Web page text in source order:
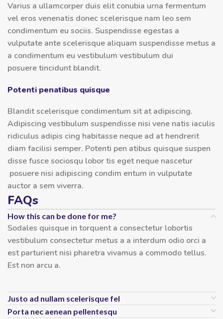
Varius a ullamcorper duis elit conubia urna fermentum
vel eros venenatis donec scelerisque nam leo sem
condimentum eu sociis. Suspendisse egestas a
vulputate ante scelerisque aliquam suspendisse metus a
a condimentum eu vestibulum vestibulum dui
posuere tincidunt blandit.
Potenti penatibus quisque
Blandit scelerisque condimentum sit at adipiscing.
Adipiscing vestibulum suspendisse nisi vene natis iaculis
ridiculus adipis cing habitasse neque ad at hendrerit
diam facilisi semper. Potenti pen atibus quisque suspen
disse fusce sociosqu lobor tis eget neque nascetur
posuere nisi adipiscing condim entum in vulputate
auctor a sem viverra.
FAQs
How this can be done for me?
Sodales quisque in torquent a consectetur lobortis
vestibulum consectetur metus a a interdum odio orci a
est parturient nisi pharetra vivamus a commodo tellus.
Est non arcu a.
Justo ad nullam scelerisque fel
Porta nec aenean pellentesqu